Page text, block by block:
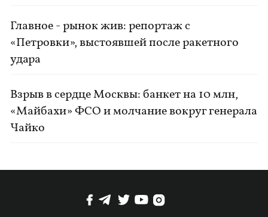
Главное - рынок жив: репортаж с
«Петровки», выстоявшей после ракетного
удара
Взрыв в сердце Москвы: банкет на 10 млн,
«Майбахи» ФСО и молчание вокруг генерала
Чайко